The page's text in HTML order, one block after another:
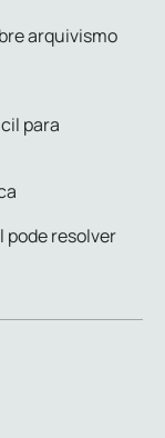
arquivismo
para
pode resolver